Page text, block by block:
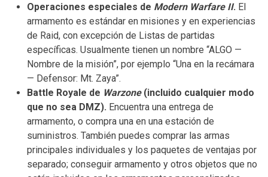
Operaciones especiales de Modern Warfare II. El
armamento es estándar en misiones y en experiencias
de Raid, con excepción de Listas de partidas
específicas. Usualmente tienen un nombre “ALGO —
Nombre de la misión”, por ejemplo “Una en la recámara
— Defensor: Mt. Zaya”.
Battle Royale de Warzone(incluido cualquier modo
que no sea DMZ). Encuentra una entrega de
armamento, o compra una en una estación de
suministros. También puedes comprar las armas
principales individuales y los paquetes de ventajas por
separado; conseguir armamento y otros objetos que no